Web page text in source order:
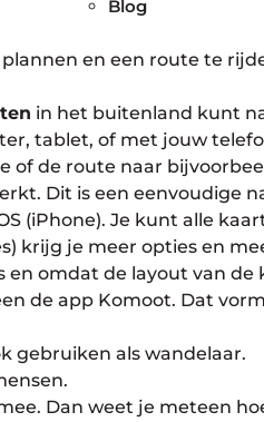
Blog
en een route te
in het buitenland kunt
tablet, of met jouw
of de route naar
Dit is een eenvoudige
(iPhone). Je kunt alle
krijg je meer opties en
omdat de layout van de
de app Komoot. Dat
gebruiken als wandelaar.
Dan weet je meteen